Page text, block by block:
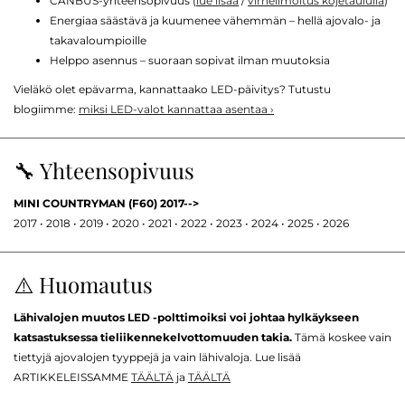
Energiaa säästävä ja kuumenee vähemmän – hellä ajovalo- ja
takavaloumpioille
Helppo asennus – suoraan sopivat ilman muutoksia
Vieläkö olet epävarma, kannattaako LED-päivitys? Tutustu
blogiimme: miksi LED-valot kannattaa asentaa ›
🔧 Yhteensopivuus
MINI COUNTRYMAN (F60) 2017-->
2017 • 2018 • 2019 • 2020 • 2021 • 2022 • 2023 • 2024 • 2025 • 2026
⚠️ Huomautus
Lähivalojen muutos LED -polttimoiksi voi johtaa hylkäykseen
katsastuksessa tieliikennekelvottomuuden takia. Tämä koskee vain
tiettyjä ajovalojen tyyppejä ja vain lähivaloja. Lue lisää
ARTIKKELEISSAMME TÄÄLTÄ ja TÄÄLTÄ